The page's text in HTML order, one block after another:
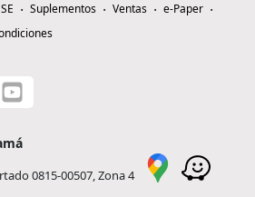
Suplementos Ventas
e-Paper
0815-00507, Zona 4